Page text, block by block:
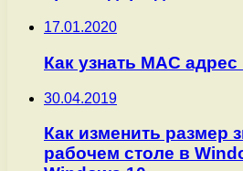
17.01.2020
Как узнать MAC
30.04.2019
Как изменить размер
рабочем столе в